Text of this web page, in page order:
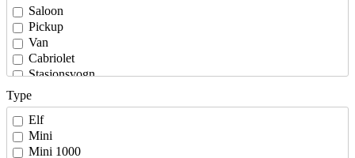
Saloon
Pickup
Van
Cabriolet
Stasjonsvogn
Type
Elf
Mini
Mini 1000